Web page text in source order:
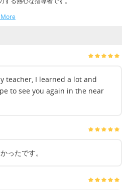
teacher, I learned a lot and
to see you again in the near
ったです。